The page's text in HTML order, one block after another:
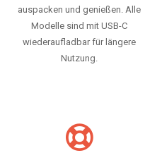
auspacken und genießen. Alle
Modelle sind mit USB-C
wiederaufladbar für längere
Nutzung.